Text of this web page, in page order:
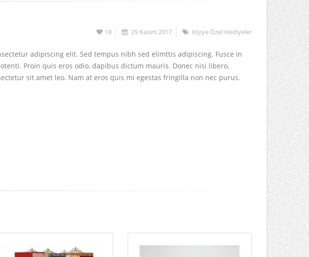
18 29 Kasım 2017 Kişiye Özel Hediyeler
adipiscing elit. Sed tempus nibh sed elimttis adipiscing. Fusce in
Proin quis eros odio, dapibus dictum mauris. Donec nisi libero,
sit amet leo. Nam at eros quis mi egestas fringilla non nec purus.